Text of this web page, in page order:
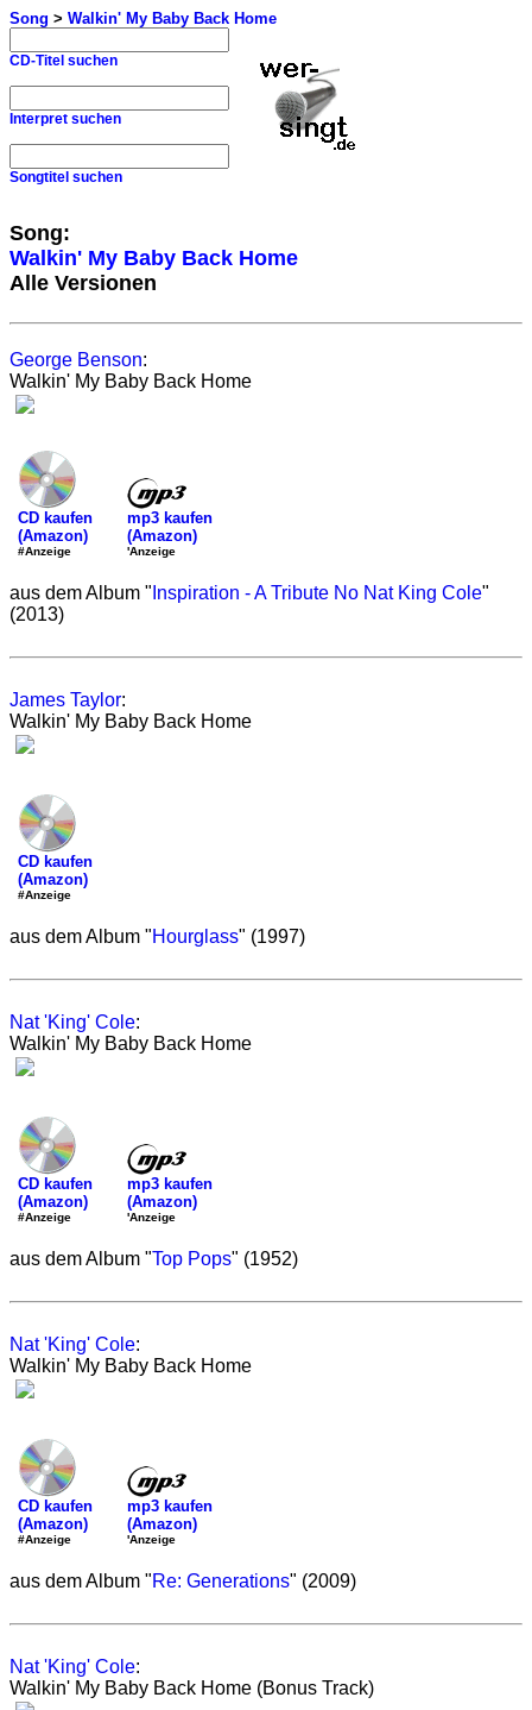
Song > Walkin' My Baby Back Home
CD-Titel suchen
Interpret suchen
Songtitel suchen
Song:
Walkin' My Baby Back Home
Alle Versionen
George Benson:
Walkin' My Baby Back Home
CD kaufen
(Amazon)
#Anzeige
mp3 kaufen
(Amazon)
'Anzeige
aus dem Album " Inspiration - A Tribute No Nat King Cole"
(2013)
James Taylor:
Walkin' My Baby Back Home
CD kaufen
(Amazon)
#Anzeige
aus dem Album "Hourglass" (1997)
Nat 'King' Cole:
Walkin' My Baby Back Home
CD kaufen
(Amazon)
#Anzeige
mp3 kaufen
(Amazon)
'Anzeige
aus dem Album "Top Pops" (1952)
Nat 'King' Cole:
Walkin' My Baby Back Home
CD kaufen
(Amazon)
#Anzeige
mp3 kaufen
(Amazon)
'Anzeige
aus dem Album "Re: Generations" (2009)
Nat 'King' Cole:
Walkin' My Baby Back Home (Bonus Track)